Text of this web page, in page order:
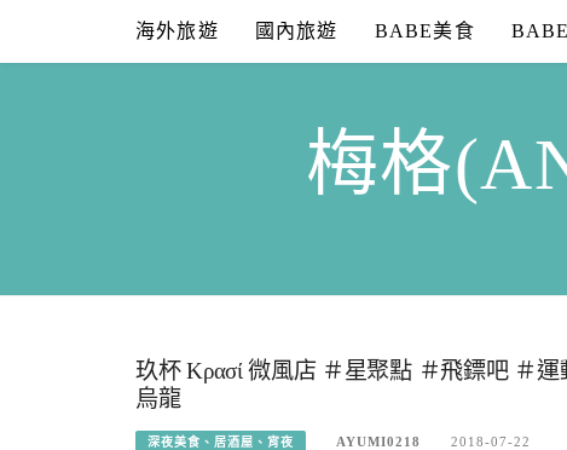
content
海外旅遊 國內旅遊 BABE美食
梅格
玖杯 Κρασί 微風店 ＃星聚點 ＃飛鏢吧 ＃
烏龍
深夜美食、居酒屋、宵夜 AYUMI0218 2018-07-22